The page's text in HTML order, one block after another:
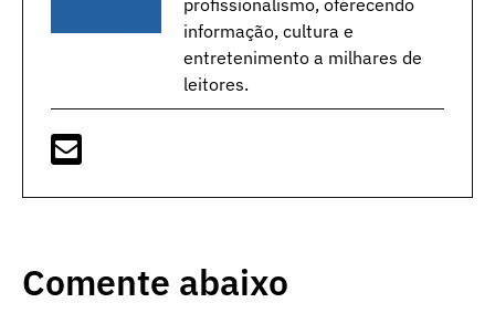
profissionalismo, oferecendo
informação, cultura e
entretenimento a milhares de
leitores.
Comente abaixo